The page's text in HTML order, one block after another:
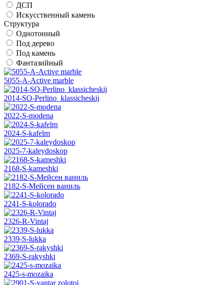
ДСП
Искусственный камень
Структура
Однотонный
Под дерево
Под камень
Фантазийный
5055-A-Active marble
2014-SO-Perlino_klassicheskij
2022-S-modena
2024-S-kafelm
2025-7-kaleydoskop
2168-S-kameshki
2182-S-Мейсен ваниль
2241-S-kolorado
2326-R-Vintaj
2339-S-lukka
2369-S-rakyshki
2425-s-mozaika